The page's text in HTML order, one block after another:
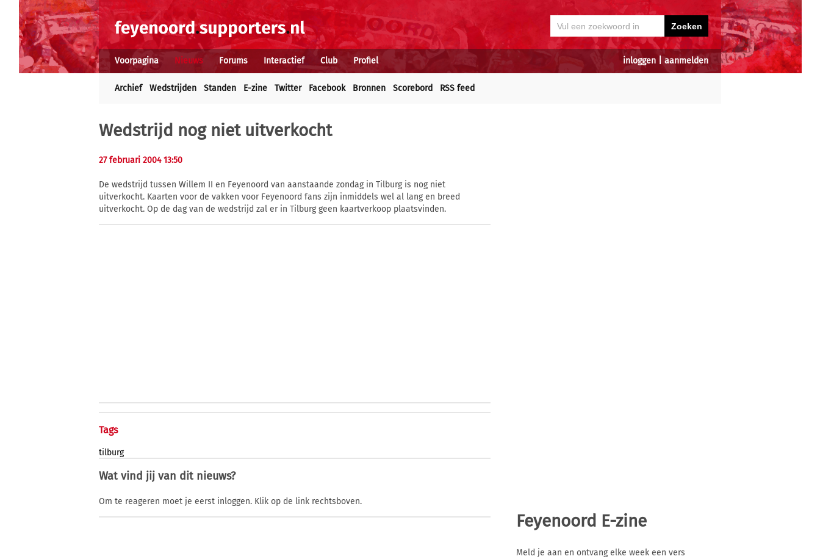
inloggen aanmelden
Voorpagina Nieuws Forums Interactief Club Profiel
Archief Wedstrijden Standen E-zine Twitter Facebook Bronnen Scorebord RSS feed
Wedstrijd nog niet uitverkocht
27 februari 2004 13:50
De wedstrijd tussen Willem II en Feyenoord van aanstaande zondag in Tilburg is nog niet
uitverkocht. Kaarten voor de vakken voor Feyenoord fans zijn inmiddels wel al lang en breed
uitverkocht. Op de dag van de wedstrijd zal er in Tilburg geen kaartverkoop plaatsvinden.
Tags
tilburg
Wat vind jij van dit nieuws?
Om te reageren moet je eerst inloggen. Klik op de link rechtsboven.
Feyenoord E-zine
Meld je aan en ontvang elke week een vers